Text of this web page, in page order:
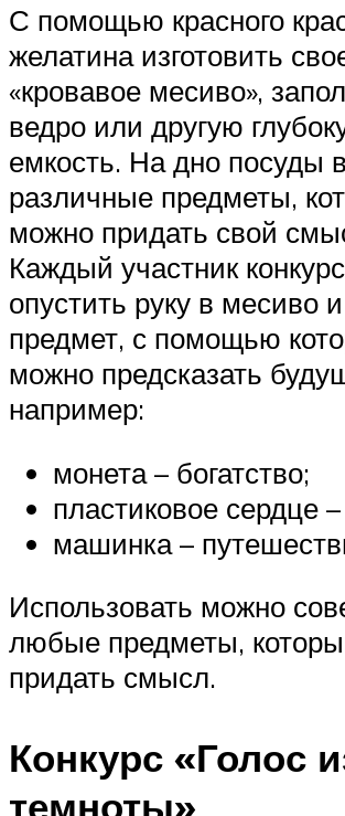
С помощью красного
желатина изготовить
«кровавое месиво»,
ведро или другую
емкость. На дно посуды
различные предметы,
можно придать свой
Каждый участник
опустить руку в месиво
предмет, с помощью
можно предсказать
например:
монета – богатство;
пластиковое сердце
машинка –
Использовать можно
любые предметы,
придать смысл.
Конкурс «Голос